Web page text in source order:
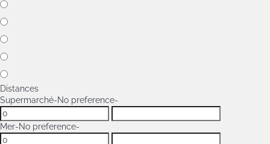
Distances
Supermarché-No preference-
Mer-No preference-